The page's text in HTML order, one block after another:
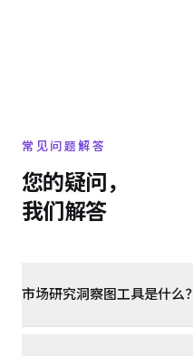
常见问题解答
您的疑问，
我们解答
市场研究洞察图工具是什么？